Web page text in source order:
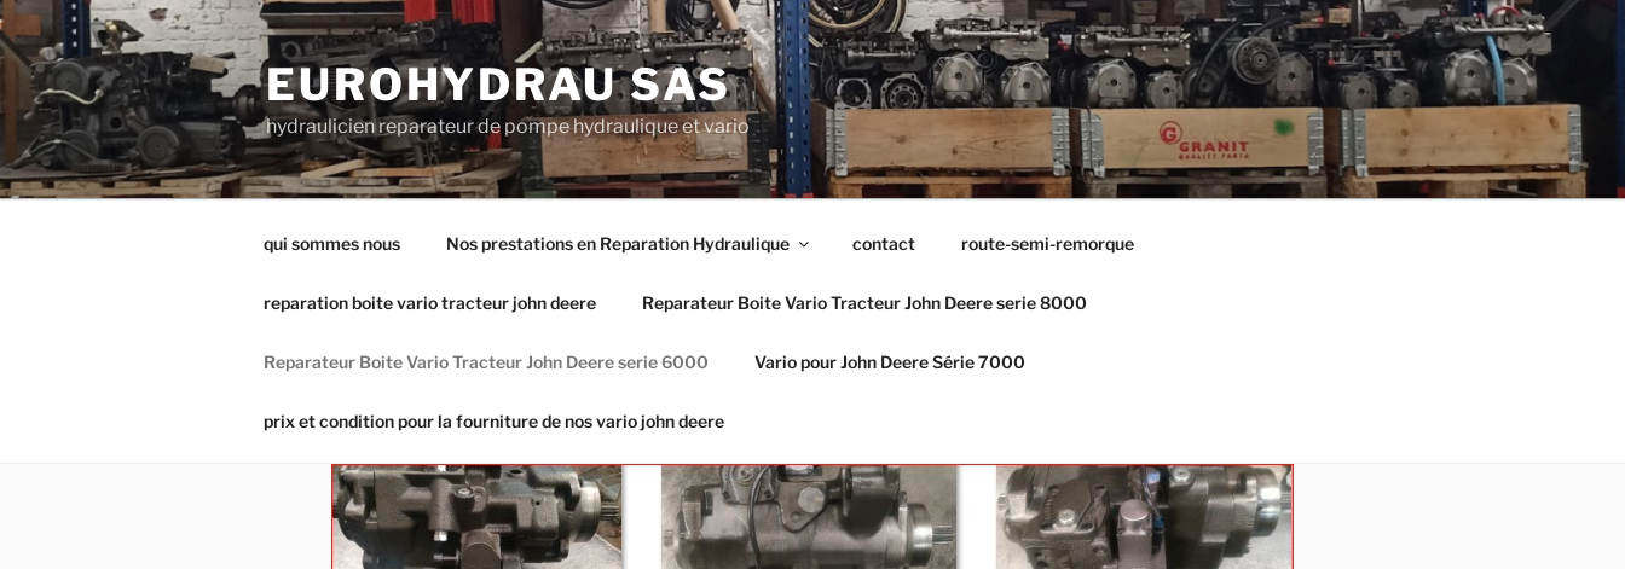
Aller
au
contenu
principal
EUROHYDRAU SAS
hydraulicien reparateur de pompe hydraulique et vario
qui sommes nous Nos prestations en Reparation Hydraulique contact route-semi-remorque
reparation boite vario tracteur john deere Reparateur Boite Vario Tracteur John Deere serie 8000
Reparateur Boite Vario Tracteur John Deere serie 6000 Vario pour John Deere Série 7000
prix et condition pour la fourniture de nos vario john deere